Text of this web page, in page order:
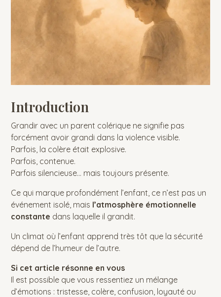
Introduction
Grandir avec un parent colérique ne signifie pas
forcément avoir grandi dans la violence visible.
Parfois, la colère était explosive.
Parfois, contenue.
Parfois silencieuse… mais toujours présente.
Ce qui marque profondément l’enfant, ce n’est pas un
événement isolé, mais l’atmosphère émotionnelle
constante dans laquelle il grandit.
Un climat où l’enfant apprend très tôt que la sécurité
dépend de l’humeur de l’autre.
Si cet article résonne en vous
Il est possible que vous ressentiez un mélange
d’émotions : tristesse, colère, confusion, loyauté ou